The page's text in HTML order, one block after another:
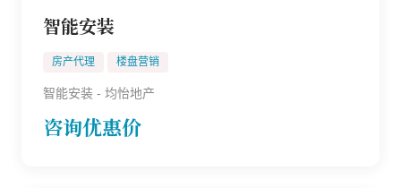
智能安装
房产代理 楼盘营销
智能安装 - 均怡地产
咨询优惠价